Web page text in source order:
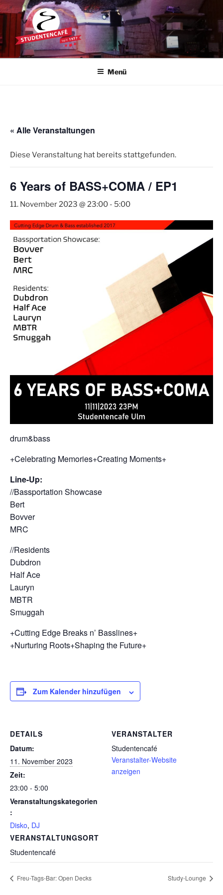
Zum
Inhalt
springen
STUDENTENCAFÉ
Die Kultkneipe in Ulm seit 1977
Menü
« Alle Veranstaltungen
Diese Veranstaltung hat bereits stattgefunden.
6 Years of BASS+COMA / EP1
11. November 2023 @ 23:00 - 5:00
drum&bass
+Celebrating Memories+Creating Moments+
Line-Up:
//Bassportation Showcase
Bert
Bovver
MRC
//Residents
Dubdron
Half Ace
Lauryn
MBTR
Smuggah
+Cutting Edge Breaks n’ Basslines+
+Nurturing Roots+Shaping the Future+
Zum Kalender hinzufügen
DETAILS
Datum:
11. November 2023
Zeit:
23:00 - 5:00
Veranstaltungskategorien
:
Disko, DJ
VERANSTALTUNGSORT
Studentencafé
VERANSTALTER
Studentencafé
Veranstalter-Website
anzeigen
Freu-Tags-Bar: Open Decks Study-Lounge